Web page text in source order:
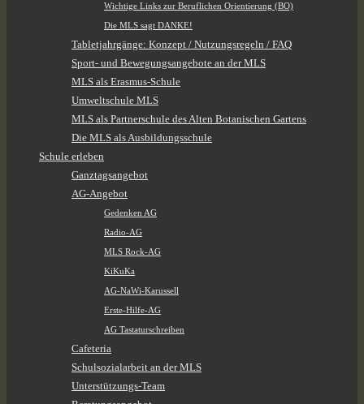
Wichtige Links zur Beruflichen Orientierung (BO)
Die MLS sagt DANKE!
Tabletjahrgänge: Konzept / Nutzungsregeln / FAQ
Sport- und Bewegungsangebote an der MLS
MLS als Erasmus-Schule
Umweltschule MLS
MLS als Partnerschule des Alten Botanischen Gartens
Die MLS als Ausbildungsschule
Schule erleben
Ganztagsangebot
AG-Angebot
Gedenken AG
Radio-AG
MLS Rock-AG
KiKuKa
AG-NaWi-Karussell
Erste-Hilfe-AG
AG Tastaturschreiben
Cafeteria
Schulsozialarbeit an der MLS
Unterstützungs-Team